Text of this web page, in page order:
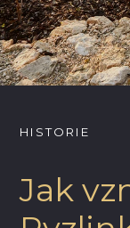
HISTORIE
Jak